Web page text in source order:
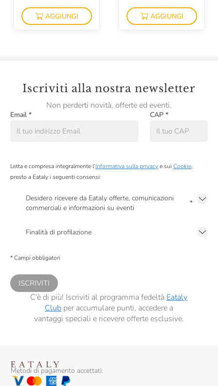
Salumificio Santoro
Salumificio Valverde
Viktor Kofler
Villani
AGGIUNGI AGGIUNGI
Iscriviti alla nostra newsletter
Non perderti novità, offerte ed eventi.
Email * CAP *
Letta e compresa integralmente l’Informativa sulla privacye sui Cookie,
presto a Eataly i seguenti consensi:
Desidero ricevere da Eataly offerte, comunicazioni
commerciali e informazioni su eventi
*
Finalità di profilazione
comunicazioni commerciali personalizzate, in caso di consenso prestato ai
* Campi obbligatori
ISCRIVITI
C’è di più! Iscriviti al programma fedeltà Eataly
Clubper accumulare punti, accedere a
vantaggi speciali e ricevere offerte esclusive.
Metodi di pagamento accettati: